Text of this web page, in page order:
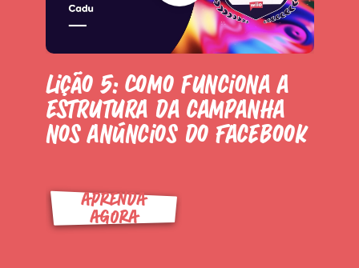
Lição 5: Como funciona a
estrutura da campanha
nos anúncios do Facebook
APRENDA
AGORA